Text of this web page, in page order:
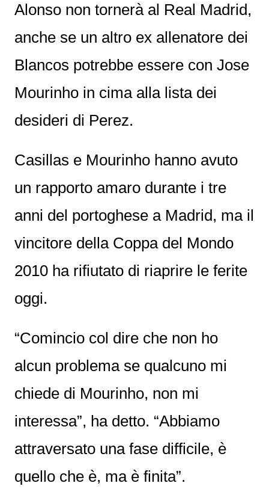
Alonso non tornerà al Real Madrid,
anche se un altro ex allenatore dei
Blancos potrebbe essere con Jose
Mourinho in cima alla lista dei
desideri di Perez.
Casillas e Mourinho hanno avuto
un rapporto amaro durante i tre
anni del portoghese a Madrid, ma il
vincitore della Coppa del Mondo
2010 ha rifiutato di riaprire le ferite
oggi.
“Comincio col dire che non ho
alcun problema se qualcuno mi
chiede di Mourinho, non mi
interessa”, ha detto. “Abbiamo
attraversato una fase difficile, è
quello che è, ma è finita”.